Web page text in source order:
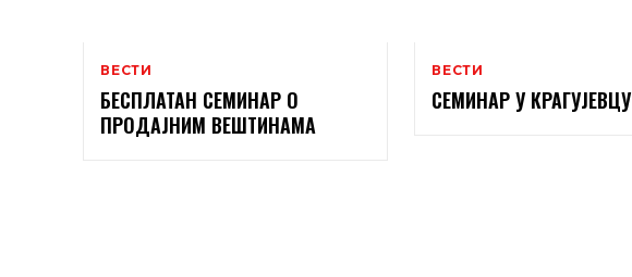
ВЕСТИ
БЕСПЛАТАН СЕМИНАР О
ПРОДАЈНИМ ВЕШТИНАМА
ВЕСТИ
СЕМИНАР У КРАГУЈЕВЦУ